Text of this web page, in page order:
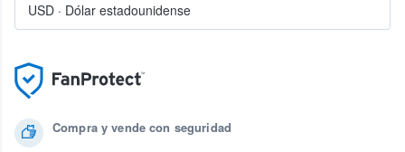
Compra y vende con seguridad
USD · Dólar estadounidense